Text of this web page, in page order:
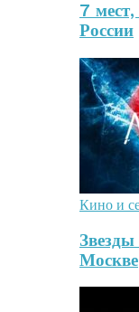
7
России
Кино и
Москве